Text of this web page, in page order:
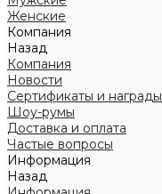
Женские
Компания
Назад
Компания
Новости
Сертификаты и награды
Шоу-румы
Доставка и оплата
Частые вопросы
Информация
Назад